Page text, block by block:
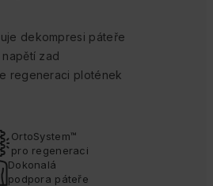
dekompresi páteře
zad
regeneraci plotének
OrtoSystem™
pro regeneraci
Dokonalá
podpora páteře